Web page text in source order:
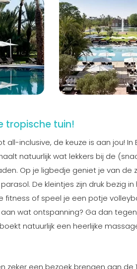
tropische tuin!
all-inclusive, de keuze is aan jou!
natuurlijk wat lekkers bij de
Op je ligbedje geniet je van
De kleintjes zijn druk bezig
fitness of speel je een potje
aan wat ontspanning? Ga dan
natuurlijk een heerlijke
zeker een bezoek brengen aan de